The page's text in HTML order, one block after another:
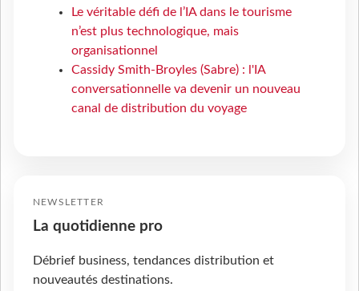
Le véritable défi de l’IA dans le tourisme
n’est plus technologique, mais
organisationnel
Cassidy Smith-Broyles (Sabre) : l'IA
conversationnelle va devenir un nouveau
canal de distribution du voyage
NEWSLETTER
La quotidienne pro
Débrief business, tendances distribution et
nouveautés destinations.